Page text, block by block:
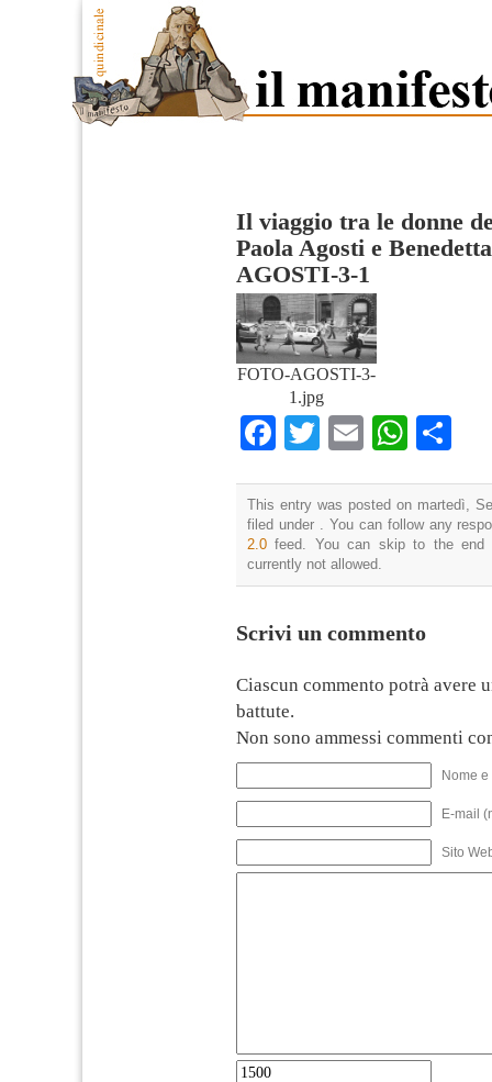
Il viaggio tra le donne
Paola Agosti e
AGOSTI-3-1
FOTO-AGOSTI-3-
1.jpg
Facebook
TwitterEmail
This entry was posted on martedì,
filed under . You can follow any
2.0 feed. You can skip to the end
currently not allowed.
Scrivi un commento
Ciascun commento potrà avere
battute.
Non sono ammessi commenti
Nome
E-mail
Sito